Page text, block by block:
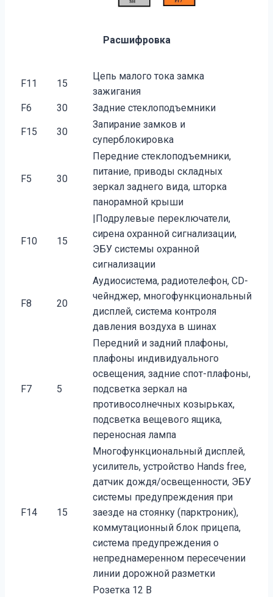
Расшифровка
F11 15
Цепь малого тока замка
зажигания
F6
30 Задние стеклоподъемники
F15 30
Запирание замков и
суперблокировка
F5 30
Передние стеклоподъемники,
питание, приводы складных
зеркал заднего вида, шторка
панорамной крыши
F10 15
|Подрулевые переключатели,
сирена охранной сигнализации,
ЭБУ системы охранной
сигнализации
F8 20
Аудиосистема, радиотелефон, CD-
чейнджер, многофункциональный
дисплей, система контроля
давления воздуха в шинах
F7 5
Передний и задний плафоны,
плафоны индивидуального
освещения, задние спот-плафоны,
под­светка зеркал на
противосолнечных козырьках,
подсветка вещевого ящика,
переносная лампа
F14 15
Многофункциональный дисплей,
усилитель, устройство Hands free,
датчик дождя/освещенности, ЭБУ
системы предупреждения при
заезде на стоянку (парктроник),
коммутационный блок прице­па,
система предупреждения о
непреднамеренном пересечении
линии дорожной разметки
Розетка 12 В